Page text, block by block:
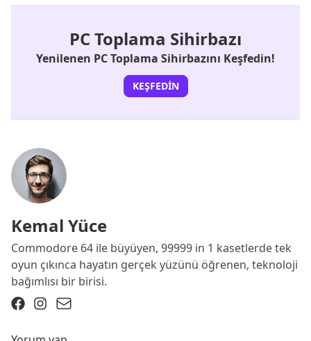
PC Toplama Sihirbazı
Yenilenen PC Toplama Sihirbazını Keşfedin!
KEŞFEDIN
Kemal Yüce
Commodore 64 ile büyüyen, 99999 in 1 kasetlerde tek
oyun çıkınca hayatın gerçek yüzünü öğrenen, teknoloji
bağımlısı bir birisi.